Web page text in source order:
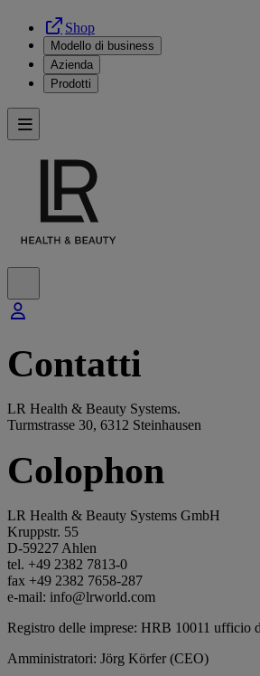
Shop
Modello di business
Azienda
Prodotti
Contatti
LR Health & Beauty Systems.
Turmstrasse 30, 6312 Steinhausen
Colophon
LR Health & Beauty Systems GmbH
Kruppstr. 55
D-59227 Ahlen
tel. +49 2382 7813-0
fax +49 2382 7658-287
e-mail: info@lrworld.com
Registro delle imprese: HRB 10011 ufficio
Amministratori: Jörg Körfer (CEO)